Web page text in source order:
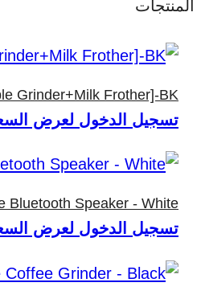
المنتجات
Grinder+Milk Frother]-BK
تسجيل الدخول لعرض
Bluetooth Speaker - White
تسجيل الدخول لعرض